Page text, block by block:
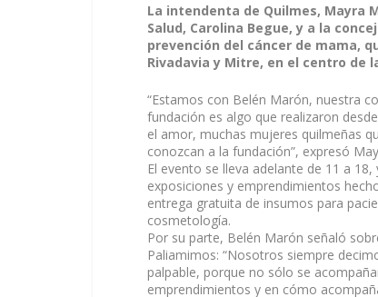
La intendenta de Quilmes, Mayra
Salud, Carolina Begue, y a la
prevención del cáncer de mama,
Rivadavia y Mitre, en el centro de
“Estamos con Belén Marón, nuestra
fundación es algo que realizaron
el amor, muchas mujeres quilmeñas
conozcan a la fundación”, expresó
El evento se lleva adelante de 11 a
exposiciones y emprendimientos
entrega gratuita de insumos para
cosmetología.
Por su parte, Belén Marón señaló
Paliamimos: “Nosotros siempre
palpable, porque no sólo se
emprendimientos y en cómo